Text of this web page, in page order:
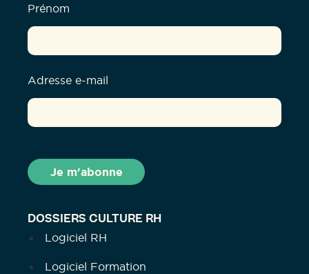
DOSSIERS CULTURE RH
Logiciel RH
Logiciel Formation
Prénom
Adresse e-mail